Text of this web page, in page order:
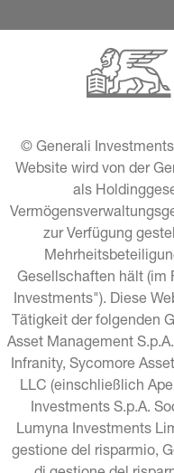
© Generali
Website wird von der
als
zur Verfügung
Gesellschaften hält (im
Investments"). Diese
Tätigkeit der folgenden
Asset Management
Infranity, Sycomore
LLC (einschließlich
Investments S.p.A.
Lumyna Investments
gestione del risparmio,